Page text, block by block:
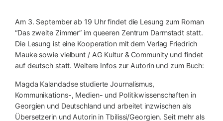
Am 3. September ab 19 Uhr findet die Lesung zum Roman
“Das zweite Zimmer” im queeren Zentrum Darmstadt statt.
Die Lesung ist eine Kooperation mit dem Verlag Friedrich
Mauke sowie vielbunt / AG Kultur & Community und findet
auf deutsch statt. Weitere Infos zur Autorin und zum Buch:
Magda Kalandadse studierte Journalismus,
Kommunikations-, Medien- und Politikwissenschaften in
Georgien und Deutschland und arbeitet inzwischen als
Übersetzerin und Autorin in Tbilissi/Georgien. Seit mehr als